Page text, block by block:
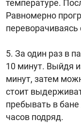
температуре.
Равномерно
переворачиваясь
За один раз в
10 минут. Выйдя
минут, затем
стоит
пребывать в
часов подряд.